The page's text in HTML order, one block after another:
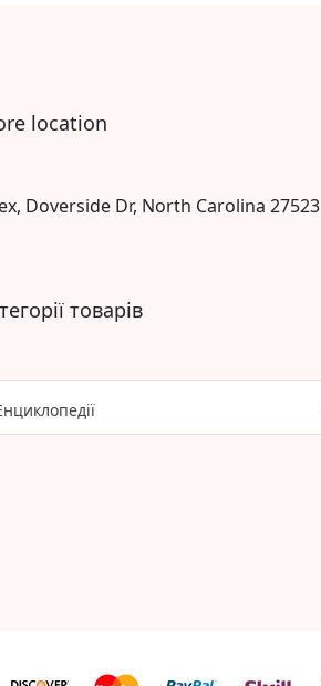
location
Doverside Dr, North Carolina 27523
товарів